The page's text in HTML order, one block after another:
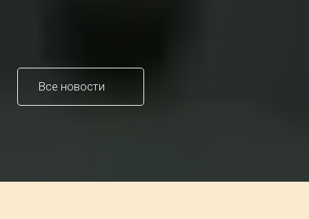
Все новости